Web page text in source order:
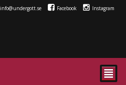
info@undergott.se Facebook Instagram
²